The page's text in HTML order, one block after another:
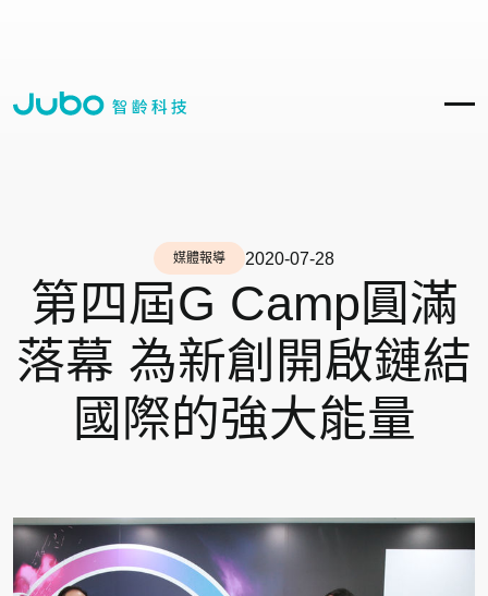
媒體報導 2020-07-28
第四屆G Camp圓滿
落幕 為新創開啟鏈結
國際的強大能量